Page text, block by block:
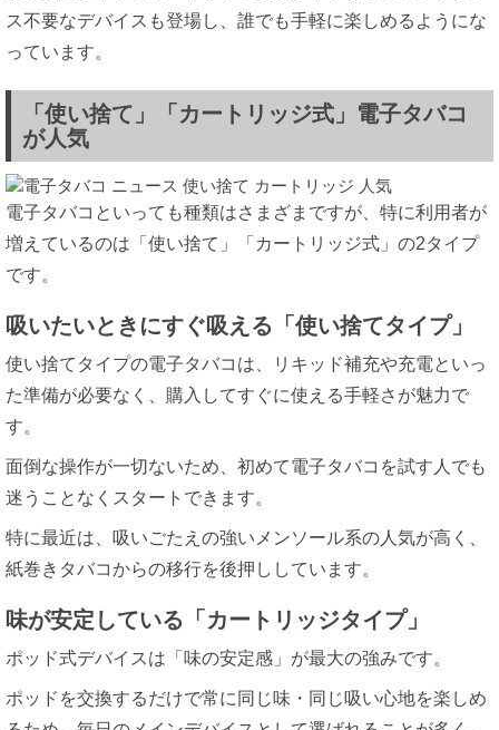
ス不要なデバイスも登場し、誰でも手軽に楽しめるようにな
っています。
「使い捨て」「カートリッジ式」電子タバコ
が人気
電子タバコといっても種類はさまざまですが、特に利用者が
増えているのは「使い捨て」「カートリッジ式」の2タイプ
です。
吸いたいときにすぐ吸える「使い捨てタイプ」
使い捨てタイプの電子タバコは、リキッド補充や充電といっ
た準備が必要なく、購入してすぐに使える手軽さが魅力で
す。
面倒な操作が一切ないため、初めて電子タバコを試す人でも
迷うことなくスタートできます。
特に最近は、吸いごたえの強いメンソール系の人気が高く、
紙巻きタバコからの移行を後押ししています。
味が安定している「カートリッジタイプ」
ポッド式デバイスは「味の安定感」が最大の強みです。
ポッドを交換するだけで常に同じ味・同じ吸い心地を楽しめ